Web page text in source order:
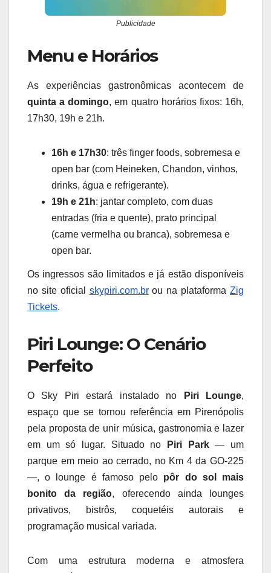
Publicidade
Menu e Horários
As experiências gastronômicas acontecem de
quinta a domingo, em quatro horários fixos: 16h,
17h30, 19h e 21h.
16h e 17h30: três finger foods, sobremesa e
open bar (com Heineken, Chandon, vinhos,
drinks, água e refrigerante).
19h e 21h: jantar completo, com duas
entradas (fria e quente), prato principal
(carne vermelha ou branca), sobremesa e
open bar.
Os ingressos são limitados e já estão disponíveis
no site oficial skypiri.com.brou na plataformaZig
Tickets.
Piri Lounge: O Cenário
Perfeito
O Sky Piri estará instalado no Piri Lounge,
espaço que se tornou referência em Pirenópolis
pela proposta de unir música, gastronomia e lazer
em um só lugar. Situado no
Piri Park— um
parque em meio ao cerrado, no Km 4 da GO-225
—, o lounge é famoso pelo pôr do sol mais
bonito da região, oferecendo ainda lounges
privativos, bistrôs, coquetéis autorais e
programação musical variada.
Com uma estrutura moderna e atmosfera